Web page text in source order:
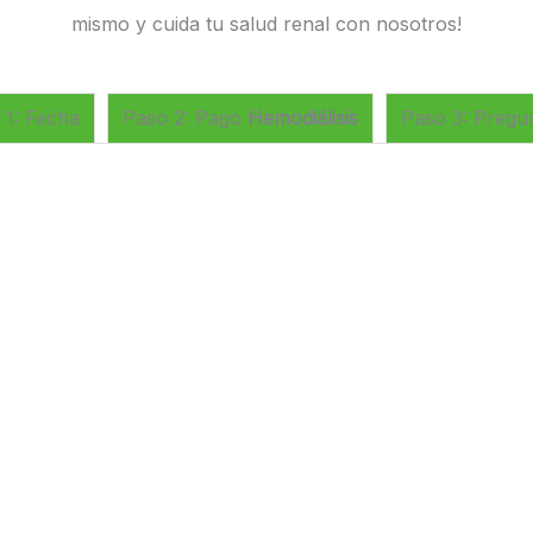
mismo y cuida tu salud renal con nosotros!
Fecha Paso 2: Pago Hemodiálisis Paso 3: